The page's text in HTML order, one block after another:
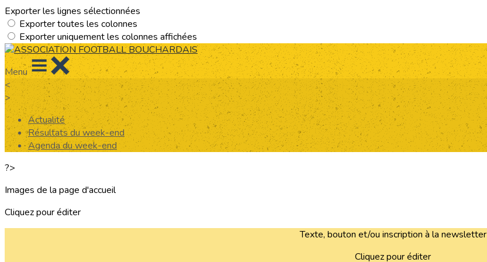
Exporter les lignes sélectionnées
Exporter toutes les colonnes
Exporter uniquement les colonnes affichées
Menu
<
>
Actualité
Résultats du week-end
Agenda du week-end
?>
Images de la page d'accueil
Cliquez pour éditer
Texte, bouton et/ou inscription à la newsletter
Cliquez pour éditer